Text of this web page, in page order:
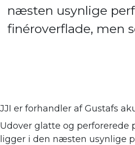
næsten usynlige
finéroverflade, men
JJI er forhandler afGustafs
Udover glatte og perforerede
ligger i den næsten usynlige